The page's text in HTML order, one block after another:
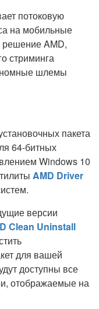
потоковую
на мобильные
решение AMD,
стриминга
шлемы
пакета
64-битных
Windows 10
AMD Driver
версии
Clean Uninstall
для вашей
доступны все
отображаемые на